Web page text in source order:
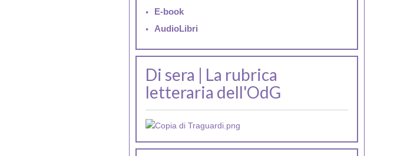
E-book
AudioLibri
Di sera | La rubrica
letteraria dell'OdG